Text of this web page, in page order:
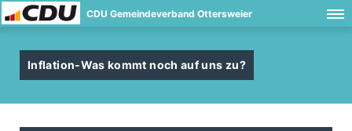
CDU Gemeindeverband Ottersweier
Inflation-Was kommt noch auf uns zu?